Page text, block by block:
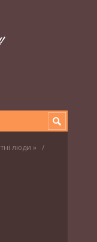
люди »